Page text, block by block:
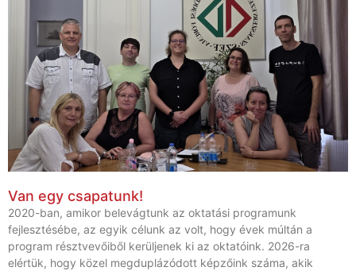
Van egy csapatunk!
2020-ban, amikor belevágtunk az oktatási programunk
fejlesztésébe, az egyik célunk az volt, hogy évek múltán a
program résztvevőiből kerüljenek ki az oktatóink. 2026-ra
elértük, hogy közel megduplázódott képzőink száma, akik